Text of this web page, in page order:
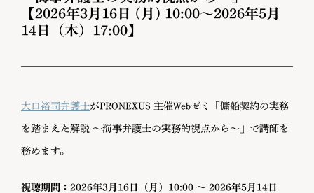
【2026年3月16日 (月) 10:00〜2026年5月
14日（木）17:00】
大口裕司弁護士がPRONEXUS 主催Webゼミ「傭船契約の実務
を踏まえた解説 ～海事弁護士の実務的視点から～」で講師を
務めます。
視聴期間：2026年3月16日（月）10:00 〜 2026年5月14日